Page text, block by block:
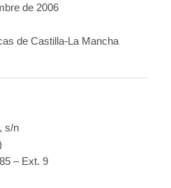
de 2006
de Castilla-La Mancha
s/n
– Ext. 9